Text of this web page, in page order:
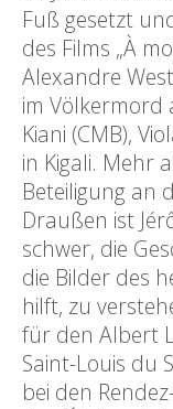
Fuß gesetzt
des Films „À
Alexandre
im Völkermord
Kiani (CMB),
in Kigali. Mehr
Beteiligung an
Draußen ist
schwer, die
die Bilder des
hilft, zu
für den Albert
Saint-Louis du
bei den